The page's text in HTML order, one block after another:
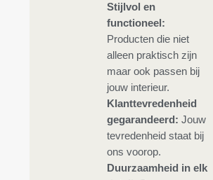
Stijlvol en
functioneel:
Producten die niet
alleen praktisch zijn
maar ook passen bij
jouw interieur.
Klanttevredenheid
gegarandeerd: Jouw
tevredenheid staat bij
ons voorop.
Duurzaamheid in elk